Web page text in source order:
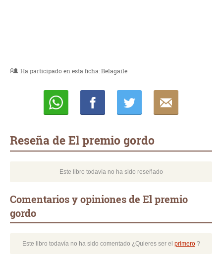
Ha participado en esta ficha:Belagaile
Reseña de El premio gordo
Este libro todavía no ha sido reseñado
Comentarios y opiniones de El premio
gordo
Este libro todavía no ha sido comentado ¿Quieres ser el primero?